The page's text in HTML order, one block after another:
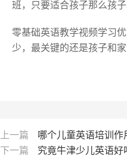
班，只要适合孩子那么孩
零基础英语教学视频学习
少，最关键的还是孩子和
上一篇
哪个儿童英语培训作
下一篇
究竟牛津少儿英语好